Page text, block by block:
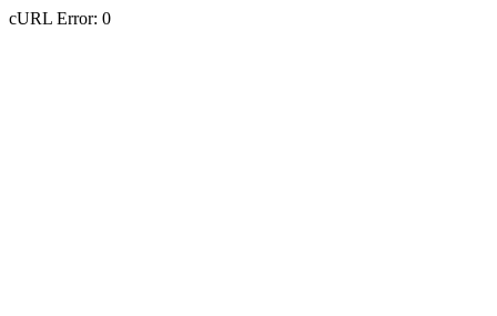
cURL Error: 0